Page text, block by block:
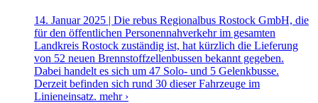
14. Januar 2025 | Die rebus Regionalbus Rostock GmbH, die
für den öffentlichen Personennahverkehr im gesamten
Landkreis Rostock zuständig ist, hat kürzlich die Lieferung
von 52 neuen Brennstoffzellenbussen bekannt gegeben.
Dabei handelt es sich um 47 Solo- und 5 Gelenkbusse.
Derzeit befinden sich rund 30 dieser Fahrzeuge im
Linieneinsatz. mehr ›